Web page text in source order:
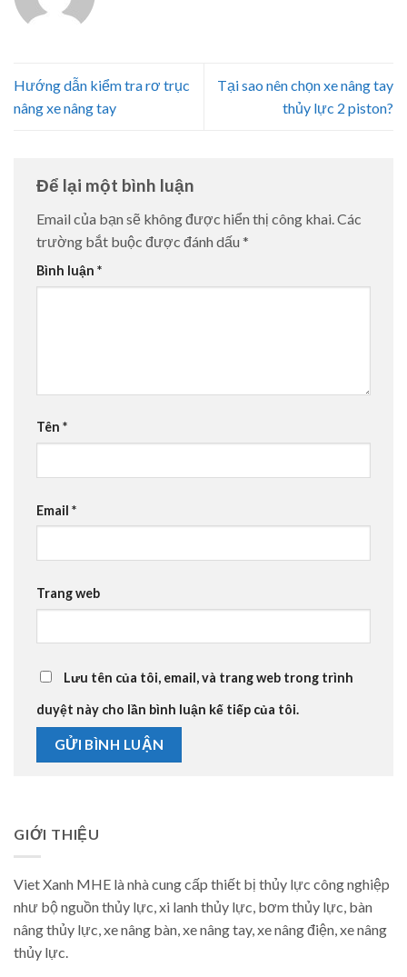
Hướng dẫn kiểm tra rơ trục
nâng xe nâng tay
Tại sao nên chọn xe nâng tay
thủy lực 2 piston?
Để lại một bình luận
Email của bạn sẽ không được hiển thị công khai.Các
trường bắt buộc được đánh dấu *
Bình luận *
Tên *
Email *
Trang web
Lưu tên của tôi, email, và trang web trong trình
duyệt này cho lần bình luận kế tiếp của tôi.
GIỚI THIỆU
Viet Xanh MHE là nhà cung cấp thiết bị thủy lực công nghiệp
như bộ nguồn thủy lực, xi lanh thủy lực, bơm thủy lực, bàn
nâng thủy lực, xe nâng bàn, xe nâng tay, xe nâng điện, xe nâng
thủy lực.